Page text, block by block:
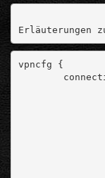
Erläuterungen
vpncfg {